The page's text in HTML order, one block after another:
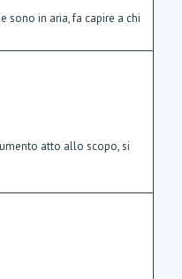
sono in aria, fa capire a chi
atto allo scopo, si